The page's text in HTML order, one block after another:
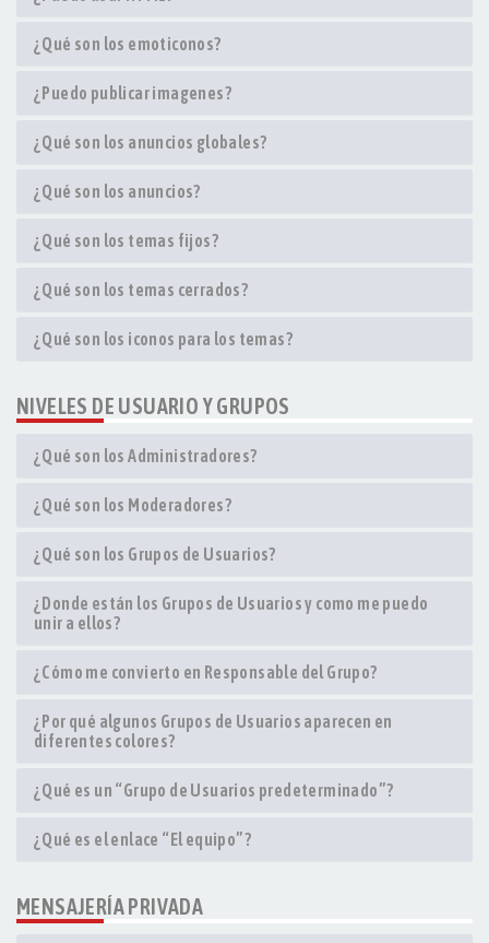
¿Qué son los emoticonos?
¿Puedo publicar imagenes?
¿Qué son los anuncios globales?
¿Qué son los anuncios?
¿Qué son los temas fijos?
¿Qué son los temas cerrados?
¿Qué son los iconos para los temas?
NIVELES DE USUARIO Y GRUPOS
¿Qué son los Administradores?
¿Qué son los Moderadores?
¿Qué son los Grupos de Usuarios?
¿Donde están los Grupos de Usuarios y como me puedo
unir a ellos?
¿Cómo me convierto en Responsable del Grupo?
¿Por qué algunos Grupos de Usuarios aparecen en
diferentes colores?
¿Qué es un “Grupo de Usuarios predeterminado”?
¿Qué es el enlace “El equipo”?
MENSAJERÍA PRIVADA